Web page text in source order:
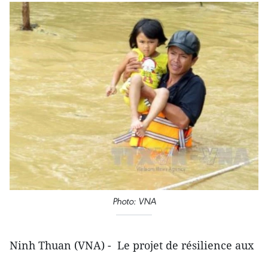
Photo: VNA
Ninh Thuan (VNA) - Le projet de résilience aux